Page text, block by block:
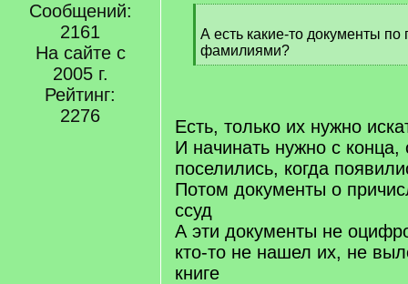
Сообщений:
2161
На сайте с
2005 г.
Рейтинг:
2276
q
]
А есть какие-то документы по
фамилиями?
[
Есть, только их нужно
И начинать нужно с конца,
поселились, когда
Потом документы о
ссуд
А эти документы не
кто-то не нашел их, не
книге